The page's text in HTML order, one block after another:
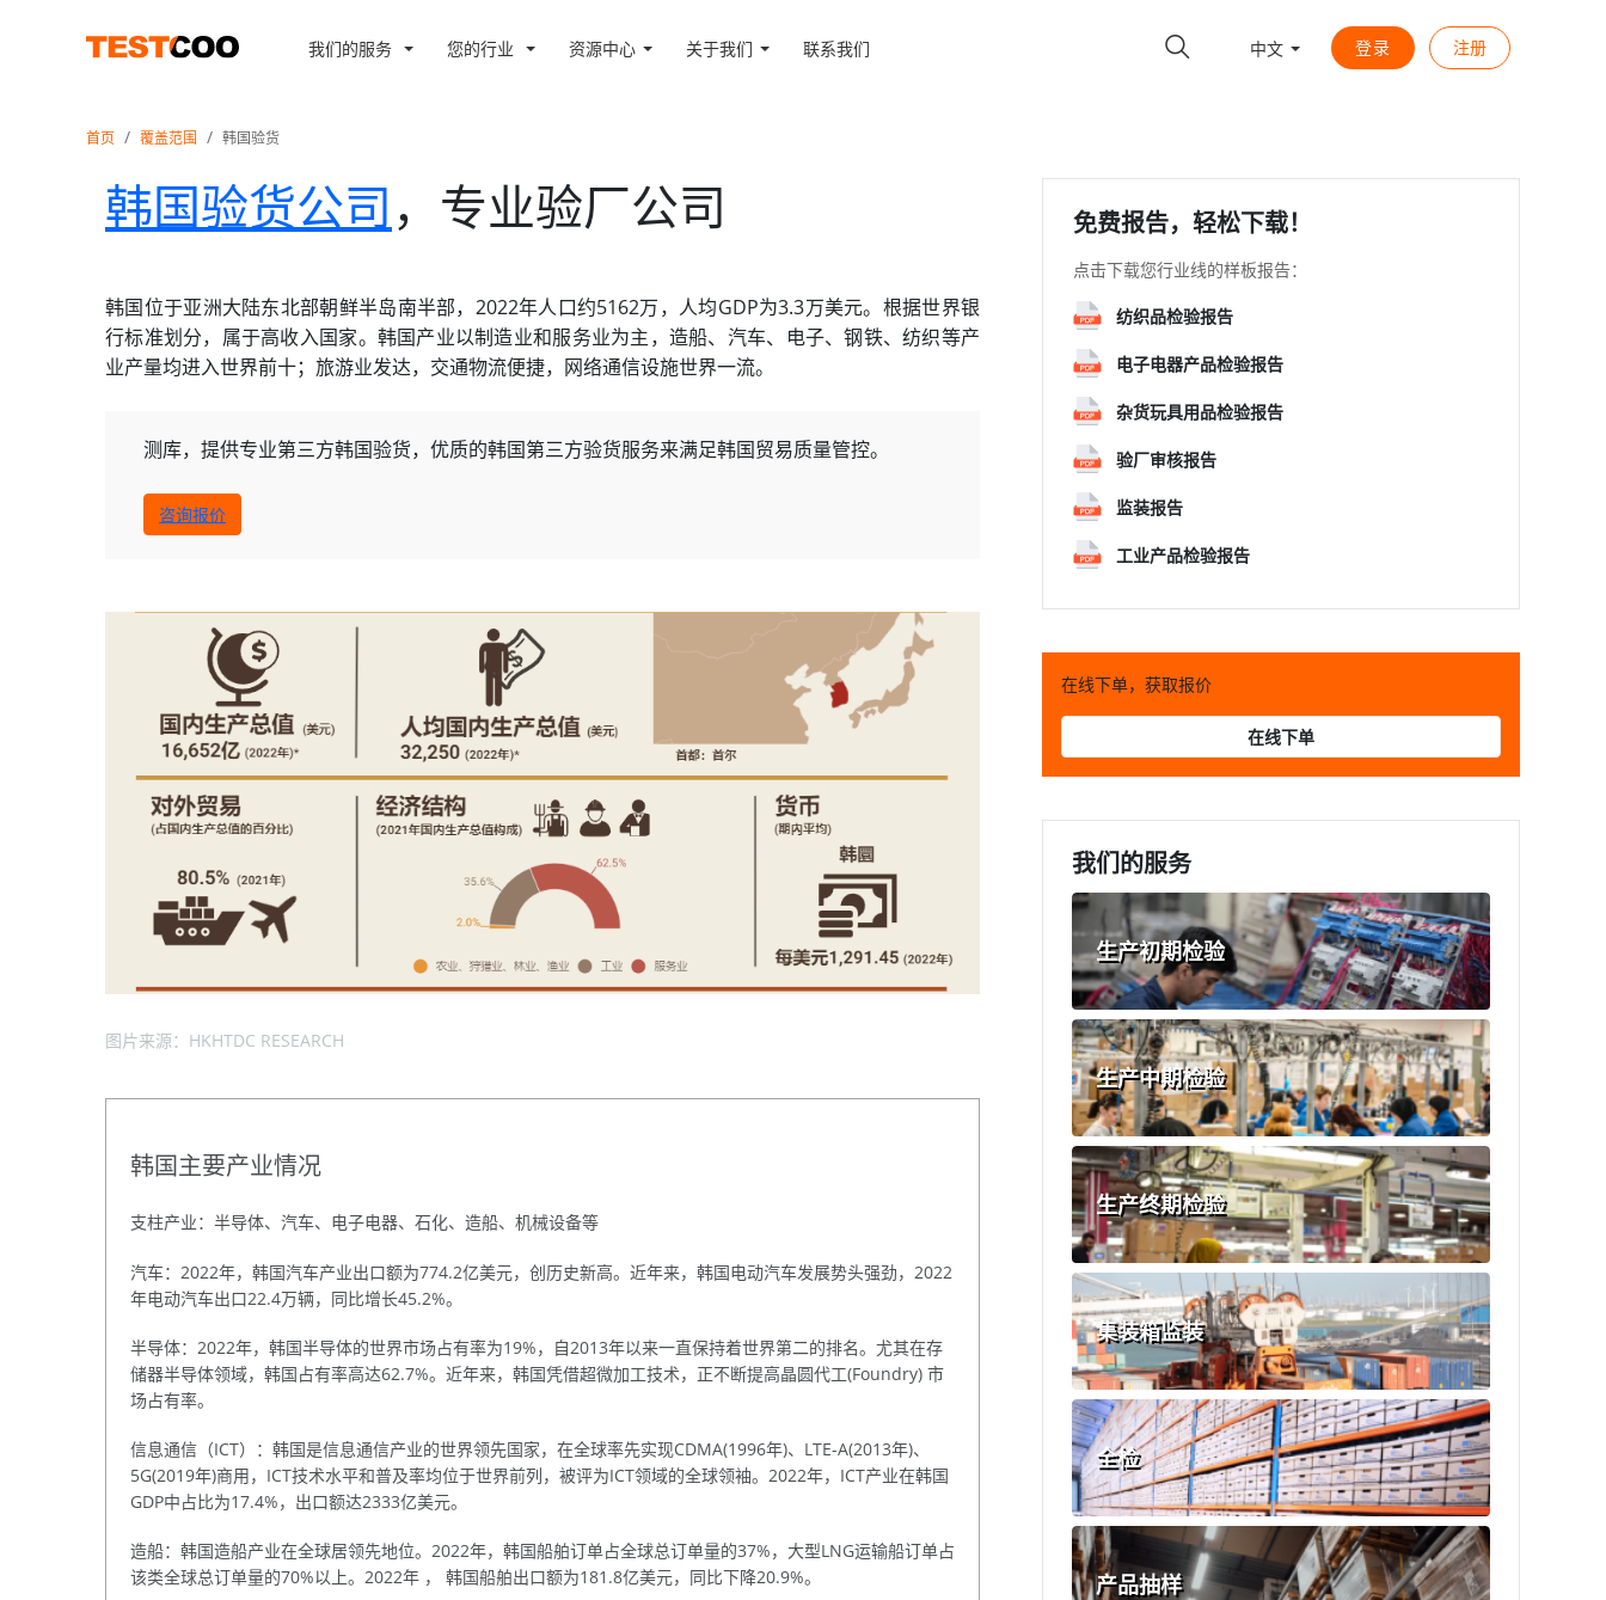
我们的服务 您的行业 资源中心 关于我们 联系我们 中文 登录 注册
首页 覆盖范围 韩国验货
韩国验货公司，专业验厂公司
韩国位于亚洲大陆东北部朝鲜半岛南半部，2022年人口约5162万，人均GDP为3.3万美元。根据世界银
行标准划分，属于高收入国家。韩国产业以制造业和服务业为主，造船、汽车、电子、钢铁、纺织等产
业产量均进入世界前十；旅游业发达，交通物流便捷，网络通信设施世界一流。​​​​​​​​​​​​​​
测库，提供专业第三方韩国验货，优质的韩国第三方验货服务来满足韩国贸易质量管控。
咨询报价
图片来源：HKHTDC RESEARCH
韩国主要产业情况
支柱产业：半导体、汽车、电子电器、石化、造船、机械设备等
汽车：2022年，韩国汽车产业出口额为774.2亿美元，创历史新高。近年来，韩国电动汽车发展势头强劲，2022
年电动汽车出口22.4万辆，同比增长45.2%。
半导体：2022年，韩国半导体的世界市场占有率为19%，自2013年以来一直保持着世界第二的排名。尤其在存
储器半导体领域，韩国占有率高达62.7%。近年来，韩国凭借超微加工技术，正不断提高晶圆代工(Foundry) 市
场占有率。
信息通信（ICT）：韩国是信息通信产业的世界领先国家，在全球率先实现CDMA(1996年)、LTE-A(2013年)、
5G(2019年)商用，ICT技术水平和普及率均位于世界前列，被评为ICT领域的全球领袖。2022年，ICT产业在韩国
GDP中占比为17.4%，出口额达2333亿美元。
造船：韩国造船产业在全球居领先地位。2022年，韩国船舶订单占全球总订单量的37%，大型LNG运输船订单占
该类全球总订单量的70%以上。2022年 ， 韩国船舶出口额为181.8亿美元，同比下降20.9%。
免费报告，轻松下载！
点击下载您行业线的样板报告：
纺织品检验报告
电子电器产品检验报告
杂货玩具用品检验报告
验厂审核报告
监装报告
工业产品检验报告
在线下单，获取报价
在线下单
我们的服务
生产初期检验
生产中期检验
生产终期检验
集装箱监装
全检
产品抽样